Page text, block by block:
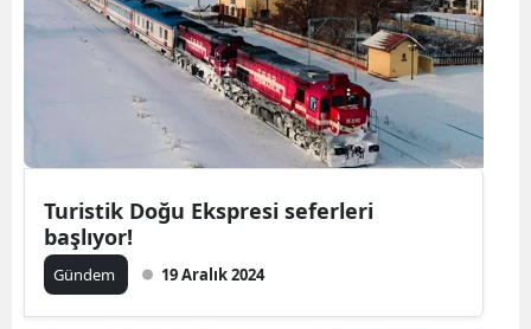
Turistik Doğu Ekspresi seferleri
başlıyor!
Gündem 19 Aralık 2024